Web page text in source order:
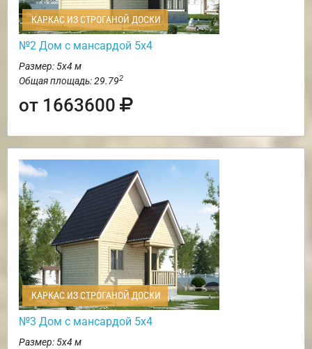
КАРКАС ИЗ СТРОГАНОЙ ДОСКИ
№2 Дом с мансардой 5х4
Размер: 5х4 м
Общая площадь: 29.792
от 1663600
КАРКАС ИЗ СТРОГАНОЙ ДОСКИ
№3 Дом с мансардой 5х4
Размер: 5х4 м